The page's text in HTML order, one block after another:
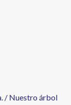
/ Nuestro árbol